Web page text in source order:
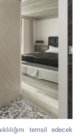
temsil edecek